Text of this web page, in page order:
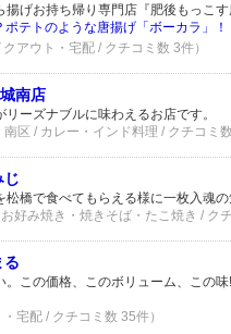
揚げお持ち帰り専門店『肥後もっこ
ポテトのような唐揚げ「ボーカラ」！
アウト・宅配 / クチコミ数 3件）
南店
ーズナブルに味わえるお店です。
南区 / カレー・インド料理 / クチコミ
じ
松橋で食べてもらえる様に一枚入魂
お好み焼き・焼きそば・たこ焼き / ク
る
。この価格、このボリューム、この
宅配 / クチコミ数 35件）